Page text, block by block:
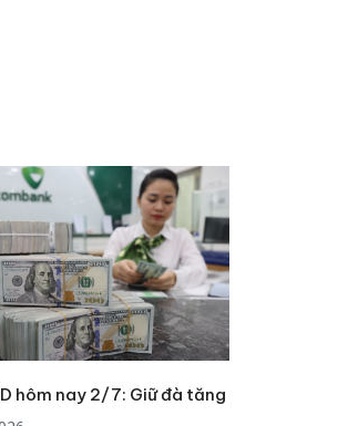
hôm nay 2/7: Giữ đà tăng